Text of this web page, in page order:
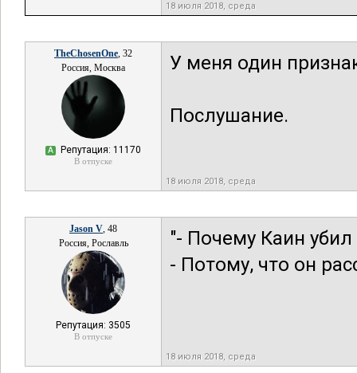
18 июля 2018, среда
TheChosenOne, 32
Россия, Москва
А Репутация: 11170
В отпуске
У меня один
Послушание.
18 июля 2018, среда
Jason V, 48
Россия, Рославль
Репутация: 3505
В отпуске
"- Почему Каин
- Потому, что он
18 июля 2018, среда